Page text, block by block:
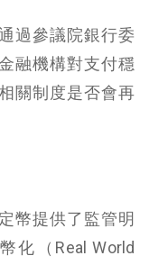
過參議院銀行委
融機構對支付穩
關制度是否會再
幣提供了監管明
化（Real World